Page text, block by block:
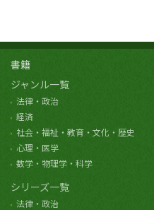
書籍
ジャンル一覧
法律・政治
経済
社会・福祉・教育・文化・歴史
心理・医学
数学・物理学・科学
シリーズ一覧
法律・政治